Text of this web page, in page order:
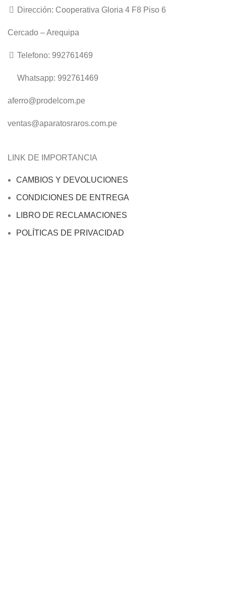
Dirección: Cooperativa Gloria 4 F8 Piso 6
Cercado – Arequipa
Telefono: 992761469
Whatsapp: 992761469
aferro@prodelcom.pe
ventas@aparatosraros.com.pe
LINK DE IMPORTANCIA
CAMBIOS Y DEVOLUCIONES
CONDICIONES DE ENTREGA
LIBRO DE RECLAMACIONES
POLÍTICAS DE PRIVACIDAD